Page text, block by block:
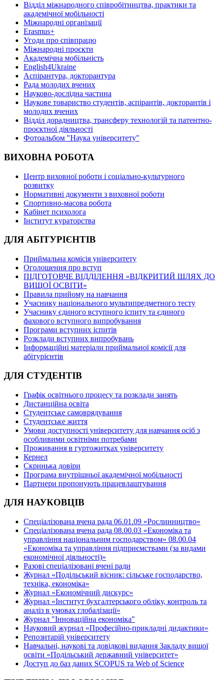
Відділ міжнародного співробітництва, практики та
академічної мобільності
Міжнародні організації
Erasmus+
Угоди про співпрацю
Міжнародні проєкти
Академічна мобільність
English4Ukraine
Аспірантура, докторантура
Рада молодих вчених
Науково-дослідна частина
Наукове товариство студентів, аспірантів, докторантів і
молодих вчених
Відділ дорадництва, трансферу технологій та патентно-
проєктної діяльності
Фотоальбом "Наука університету"
ВИХОВНА РОБОТА
Центр виховної роботи і соціально-культурного
розвитку
Нормативні документи з виховної роботи
Спортивно-масова робота
Кабінет психолога
Інститут кураторства
ДЛЯ АБІТУРІЄНТІВ
Приймальна комісія університету
Оголошення про вступ
ПІДГОТОВЧЕ ВІДДІЛЕННЯ «ВІДКРИТИЙ ШЛЯХ ДО
ВИЩОЇ ОСВІТИ»
Правила прийому на навчання
Учаснику національного мультипредметного тесту
Учаснику єдиного вступного іспиту та єдиного
фахового вступного випробування
Програми вступних іспитів
Розклади вступних випробувань
Інформаційні матеріали приймальної комісії для
абітурієнтів
ДЛЯ СТУДЕНТІВ
Графік освітнього процесу та розклади занять
Дистанційна освіта
Студентське самоврядування
Студентське життя
Умови доступності університету для навчання осіб з
особливими освітніми потребами
Проживання в гуртожитках університету
Кернел
Скринька довіри
Програма внутрішньої академічної мобільності
Партнери пропонують працевлаштування
ДЛЯ НАУКОВЦІВ
Спеціалізована вчена рада 06.01.09 «Рослинництво»
Спеціалізована вчена рада 08.00.03 «Економіка та
управління національним господарством» 08.00.04
«Економіка та управління підприємствами (за видами
економічної діяльності)»
Разові спеціалізовані вчені ради
Журнал «Подільський вісник: сільське господарство,
техніка, економіка»
Журнал «Економічний дискурс»
Журнал «Інститут бухгалтерського обліку, контроль та
аналіз в умовах глобалізації»
Журнал "Інноваційна економіка"
Науковий журнал «Професійно-прикладні дидактики»
Репозитарій університету
Навчальні, наукові та довідкові видання Закладу вищої
освіти «Подільський державний університет»
Доступ до баз даних SCOPUS та Web of Science